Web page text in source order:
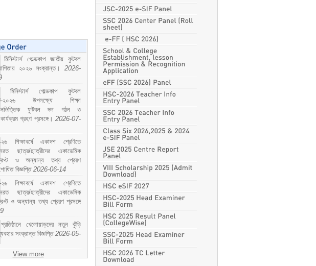
মিনিস্টার্স গোল্ডকাপ জাতীয় ফুটবল
২০২৬ সংক্রান্ত। 2026-
মিনিস্টার্স গোল্ডকাপ ফুটবল
২০২৬ উপলক্ষ্যে শিক্ষা
ফুটবল দল গঠন ও
গ্রহণ প্রসঙ্গে। 2026-07-
শিক্ষাবর্ষে একাদশ শ্রেণিতে
ছাত্র/ছাত্রীদের একাডেমিক
ও অন্যান্য তথ্য প্রেরণ
বিজ্ঞপ্তি 2026-06-14
শিক্ষাবর্ষে একাদশ শ্রেণিতে
ছাত্র/ছাত্রীদের একাডেমিক
ও অন্যান্য তথ্য প্রেরণ প্রসঙ্গে
প্রতিষ্ঠানে খেলোয়াড়দের নতুন কুঁড়ি
সংক্রান্ত বিজ্ঞপ্তি 2026-05-
View more